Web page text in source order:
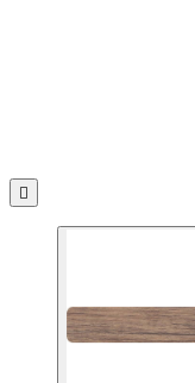
